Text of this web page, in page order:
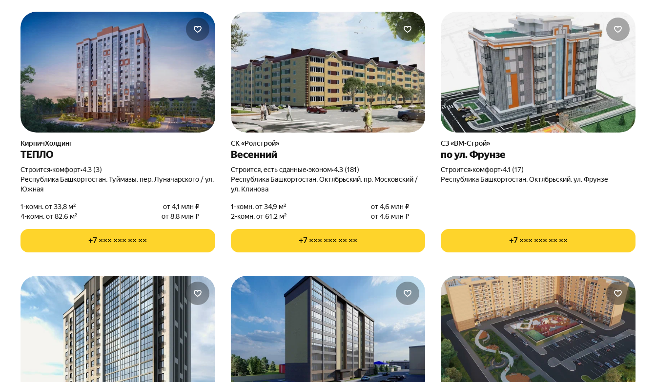
КирпичХолдинг
ТЕПЛО
Строится•комфорт•4.3 (3)
Республика Башкортостан, Туймазы, пер. Луначарского / ул.
Южная
1-комн. от 33,8 м²
от 4,1 млн ₽
4-комн. от 82,6 м²
от 8,8 млн ₽
+7 ××× ××× ×× ××
СК «Ролстрой»
Весенний
Строится, есть сданные•эконом•4.3 (181)
Республика Башкортостан, Октябрьский, пр. Московский /
ул. Клинова
1-комн. от 34,9 м²
от 4,6 млн ₽
2-комн. от 61,2 м²
от 4,6 млн ₽
+7 ××× ××× ×× ××
СЗ «ВМ-Строй»
по ул. Фрунзе
Строится•комфорт•4.1 (17)
Республика Башкортостан, Октябрьский, ул. Фрунзе
+7 ××× ××× ×× ××